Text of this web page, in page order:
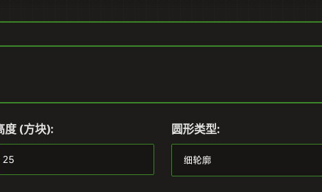
度 (方块): 圆形类型: